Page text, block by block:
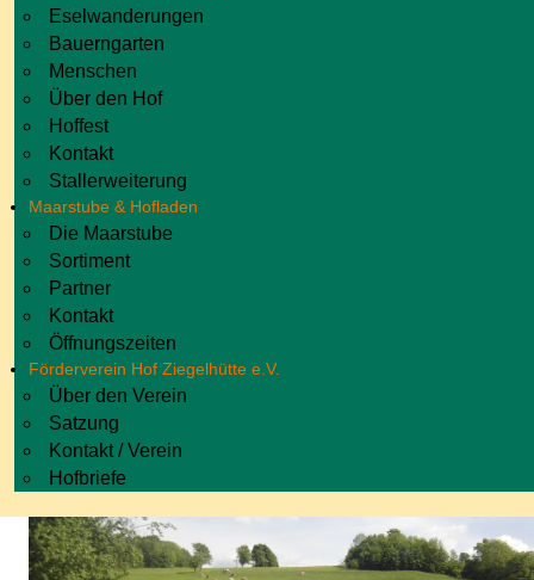
Eselwanderungen
Bauerngarten
Menschen
Über den Hof
Hoffest
Kontakt
Stallerweiterung
Maarstube & Hofladen
Die Maarstube
Sortiment
Partner
Kontakt
Öffnungszeiten
Förderverein Hof Ziegelhütte e.V.
Über den Verein
Satzung
Kontakt / Verein
Hofbriefe